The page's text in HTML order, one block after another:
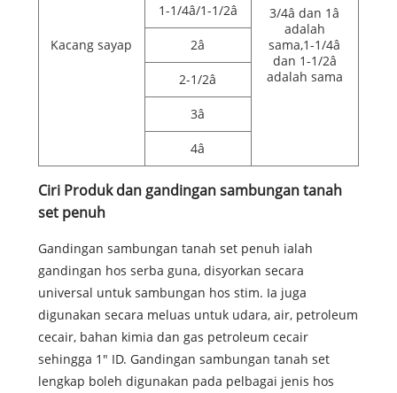
Kacang sayap
3/4â dan 1â
adalah
sama,1-1/4â
dan 1-1/2â
adalah sama
1-1/4â/1-1/2â
2â
2-1/2â
3â
4â
Ciri Produk dan gandingan sambungan tanah
set penuh
Gandingan sambungan tanah set penuh ialah
gandingan hos serba guna, disyorkan secara
universal untuk sambungan hos stim. Ia juga
digunakan secara meluas untuk udara, air, petroleum
cecair, bahan kimia dan gas petroleum cecair
sehingga 1" ID. Gandingan sambungan tanah set
lengkap boleh digunakan pada pelbagai jenis hos